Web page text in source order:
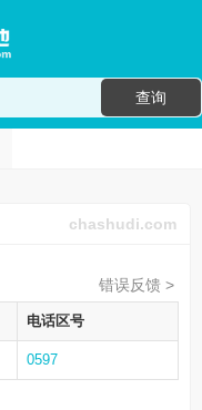
查询
chashudi.com
错误反馈 >
电话区号
0597